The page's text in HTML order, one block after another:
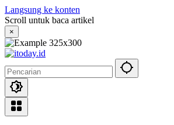
Langsung ke konten
Scroll untuk baca artikel
×